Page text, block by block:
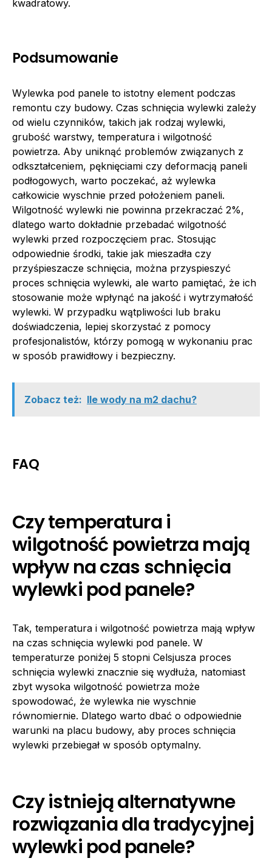
kwadratowy.
Podsumowanie
Wylewka pod panele to istotny element podczas
remontu czy budowy. Czas schnięcia wylewki zależy
od wielu czynników, takich jak rodzaj wylewki,
grubość warstwy, temperatura i wilgotność
powietrza. Aby uniknąć problemów związanych z
odkształceniem, pęknięciami czy deformacją paneli
podłogowych, warto poczekać, aż wylewka
całkowicie wyschnie przed położeniem paneli.
Wilgotność wylewki nie powinna przekraczać 2%,
dlatego warto dokładnie przebadać wilgotność
wylewki przed rozpoczęciem prac. Stosując
odpowiednie środki, takie jak mieszadła czy
przyśpieszacze schnięcia, można przyspieszyć
proces schnięcia wylewki, ale warto pamiętać, że ich
stosowanie może wpłynąć na jakość i wytrzymałość
wylewki. W przypadku wątpliwości lub braku
doświadczenia, lepiej skorzystać z pomocy
profesjonalistów, którzy pomogą w wykonaniu prac
w sposób prawidłowy i bezpieczny.
Zobacz też: Ile wody na m2 dachu?
FAQ
Czy temperatura i
wilgotność powietrza mają
wpływ na czas schnięcia
wylewki pod panele?
Tak, temperatura i wilgotność powietrza mają wpływ
na czas schnięcia wylewki pod panele. W
temperaturze poniżej 5 stopni Celsjusza proces
schnięcia wylewki znacznie się wydłuża, natomiast
zbyt wysoka wilgotność powietrza może
spowodować, że wylewka nie wyschnie
równomiernie. Dlatego warto dbać o odpowiednie
warunki na placu budowy, aby proces schnięcia
wylewki przebiegał w sposób optymalny.
Czy istnieją alternatywne
rozwiązania dla tradycyjnej
wylewki pod panele?